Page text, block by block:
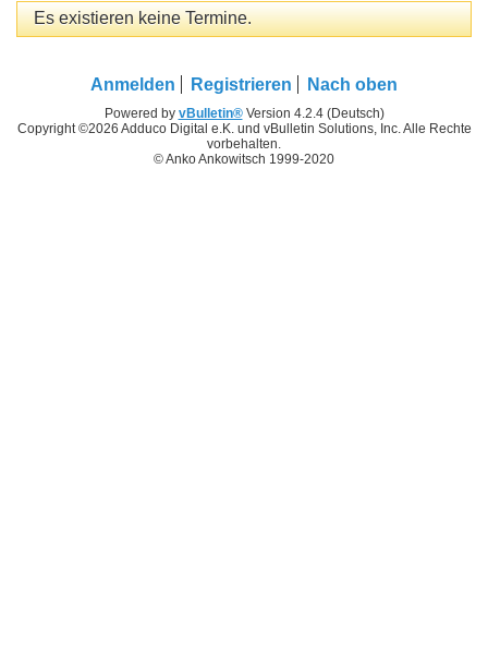
Es existieren keine Termine.
Anmelden Registrieren Nach oben
Powered by vBulletin®Version 4.2.4 (Deutsch)
Copyright ©2026 Adduco Digital e.K. und vBulletin Solutions, Inc. Alle Rechte
vorbehalten.
© Anko Ankowitsch 1999-2020